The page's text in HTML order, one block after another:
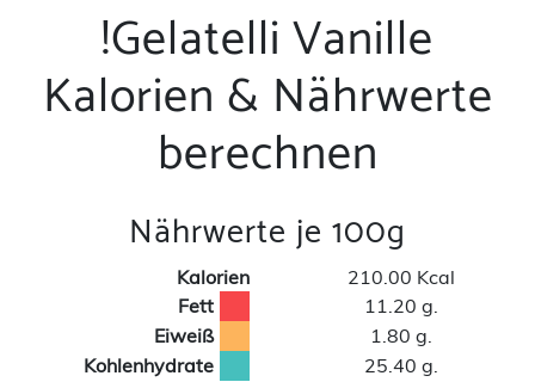
!Gelatelli Vanille
Kalorien & Nährwerte
berechnen
Nährwerte je 100g
Kalorien
210.00 Kcal
Fett
11.20 g.
Eiweiß
1.80 g.
Kohlenhydrate
25.40 g.